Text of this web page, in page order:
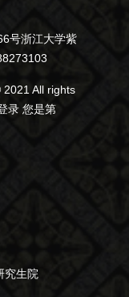
号浙江大学紫
All rights
录 您是第
究生院